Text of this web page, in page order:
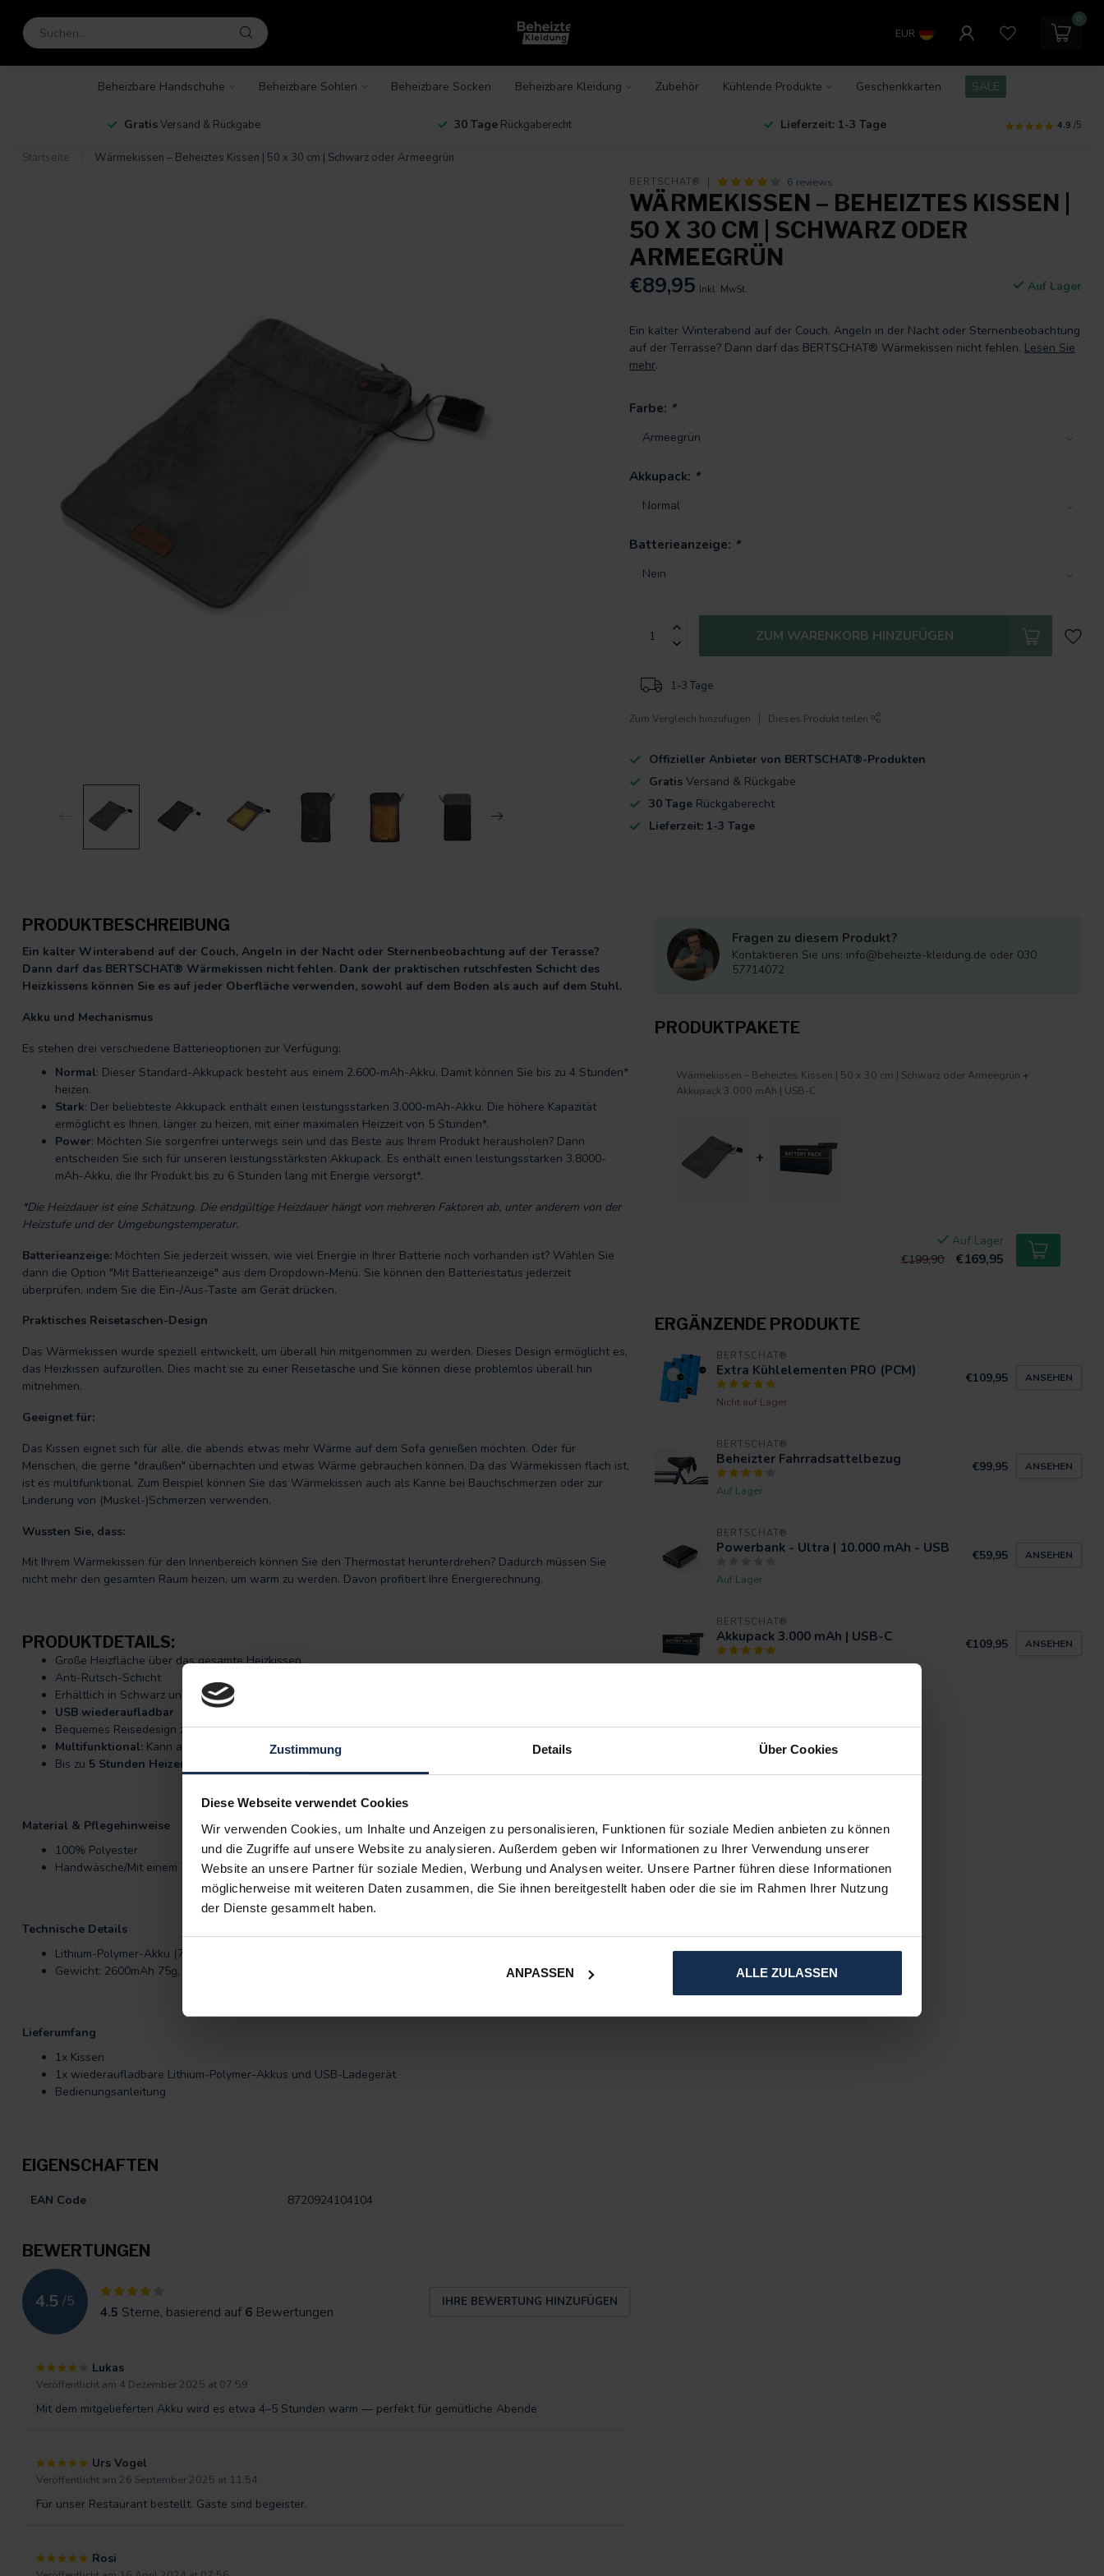
Zustimmung Details Über Cookies
Diese Webseite verwendet Cookies
Wir verwenden Cookies, um Inhalte und Anzeigen zu personalisieren, Funktionen für soziale Medien anbieten zu können
und die Zugriffe auf unsere Website zu analysieren. Außerdem geben wir Informationen zu Ihrer Verwendung unserer
Website an unsere Partner für soziale Medien, Werbung und Analysen weiter. Unsere Partner führen diese Informationen
möglicherweise mit weiteren Daten zusammen, die Sie ihnen bereitgestellt haben oder die sie im Rahmen Ihrer Nutzung
der Dienste gesammelt haben.
ANPASSEN ALLE ZULASSEN
EUR
0
Beheizbare Handschuhe Beheizbare Sohlen Beheizbare Socken Beheizbare Kleidung Zubehör Kühlende Produkte Geschenkkarten SALE
GratisVersand & Rückgabe 30 TageRückgaberecht Lieferzeit: 1-3 Tage 4.9 /5
Startseite Wärmekissen – Beheiztes Kissen | 50 x 30 cm | Schwarz oder Armeegrün
BERTSCHAT® 6 reviews
WÄRMEKISSEN – BEHEIZTES KISSEN |
50 X 30 CM | SCHWARZ ODER
ARMEEGRÜN
€89,95 Inkl. MwSt. Auf Lager
Ein kalter Winterabend auf der Couch, Angeln in der Nacht oder Sternenbeobachtung
auf der Terrasse? Dann darf das BERTSCHAT® Wärmekissen nicht fehlen. Lesen Sie
mehr.
Farbe: *
Akkupack: *
Batterieanzeige: *
ZUM WARENKORB HINZUFÜGEN
1-3 Tage
Zum Vergleich hinzufügen Dieses Produkt teilen
Offizieller Anbieter von BERTSCHAT®-Produkten
Gratis Versand & Rückgabe
30 Tage Rückgaberecht
Lieferzeit: 1-3 Tage
PRODUKTBESCHREIBUNG
Ein kalter Winterabend auf der Couch, Angeln in der Nacht oder Sternenbeobachtung auf der Terasse?
Dann darf das BERTSCHAT® Wärmekissen nicht fehlen. Dank der praktischen rutschfesten Schicht des
Heizkissens können Sie es auf jeder Oberfläche verwenden, sowohl auf dem Boden als auch auf dem Stuhl.
Akku und Mechanismus
Es stehen drei verschiedene Batterieoptionen zur Verfügung:
Normal: Dieser Standard-Akkupack besteht aus einem 2.600-mAh-Akku. Damit können Sie bis zu 4 Stunden*
heizen.
Stark: Der beliebteste Akkupack enthält einen leistungsstarken 3.000-mAh-Akku. Die höhere Kapazität
ermöglicht es Ihnen, länger zu heizen, mit einer maximalen Heizzeit von 5 Stunden*.
Power: Möchten Sie sorgenfrei unterwegs sein und das Beste aus Ihrem Produkt herausholen? Dann
entscheiden Sie sich für unseren leistungsstärksten Akkupack. Es enthält einen leistungsstarken 3.8000-
mAh-Akku, die Ihr Produkt bis zu 6 Stunden lang mit Energie versorgt*.
*Die Heizdauer ist eine Schätzung. Die endgültige Heizdauer hängt von mehreren Faktoren ab, unter anderem von der
Heizstufe und der Umgebungstemperatur.
Batterieanzeige: Möchten Sie jederzeit wissen, wie viel Energie in Ihrer Batterie noch vorhanden ist? Wählen Sie
dann die Option "Mit Batterieanzeige" aus dem Dropdown-Menü. Sie können den Batteriestatus jederzeit
überprüfen, indem Sie die Ein-/Aus-Taste am Gerät drücken.
Praktisches Reisetaschen-Design
Das Wärmekissen wurde speziell entwickelt, um überall hin mitgenommen zu werden. Dieses Design ermöglicht es,
das Heizkissen aufzurollen. Dies macht sie zu einer Reisetasche und Sie können diese problemlos überall hin
mitnehmen.
Geeignet für:
Das Kissen eignet sich für alle, die abends etwas mehr Wärme auf dem Sofa genießen möchten. Oder für
Menschen, die gerne "draußen" übernachten und etwas Wärme gebrauchen können. Da das Wärmekissen flach ist,
ist es multifunktional. Zum Beispiel können Sie das Wärmekissen auch als Kanne bei Bauchschmerzen oder zur
Linderung von (Muskel-)Schmerzen verwenden.
Wussten Sie, dass:
Mit Ihrem Wärmekissen für den Innenbereich können Sie den Thermostat herunterdrehen? Dadurch müssen Sie
nicht mehr den gesamten Raum heizen, um warm zu werden. Davon profitiert Ihre Energierechnung.
PRODUKTDETAILS:
Große Heizfläche über das gesamte Heizkissen
Anti-Rutsch-Schicht
Erhältlich in Schwarz und Grün
USB wiederaufladbar
Bequemes Reisedesign zum Tragen: Rollbar
Multifunktional: Kann auch bei Magenverstimmungen oder Muskelschmerzen helfen
Bis zu 5 Stunden Heizen
Material & Pflegehinweise
100% Polyester
Handwäsche/Mit einem Tuch reinigen
Technische Details
Lithium-Polymer-Akku (7.4V, 2600mAh, 19,24Wh), (7.4V, 3000mAh, 22,2Wh) oder (7.4V, 3800mAh, 28,12Wh)
Gewicht: 2600mAh 75g, 3000mAh 102g, 3800mAh 115g
Lieferumfang
1x Kissen
1x wiederaufladbare Lithium-Polymer-Akkus und USB-Ladegerät
Bedienungsanleitung
EIGENSCHAFTEN
EAN Code 8720924104104
BEWERTUNGEN
4.5 /5
4.5 Sterne, basierend auf 6 Bewertungen
IHRE BEWERTUNG HINZUFÜGEN
Lukas
Veröffentlicht am 4 Dezember 2025 at 07:59
Mit dem mitgelieferten Akku wird es etwa 4–5 Stunden warm — perfekt für gemütliche Abende
Urs Vogel
Veröffentlicht am 26 September 2025 at 11:54
Für unser Restaurant bestellt. Gäste sind begeister.
Rosi
Fragen zu diesem Produkt?
Kontaktieren Sie uns: info@beheizte-kleidung.de oder 030
57714072
PRODUKTPAKETE
Wärmekissen – Beheiztes Kissen | 50 x 30 cm | Schwarz oder Armeegrün +
Akkupack 3.000 mAh | USB-C
+
Auf Lager
€199,90
€169,95
ERGÄNZENDE PRODUKTE
BERTSCHAT®
Extra Kühlelementen PRO (PCM)
Nicht auf Lager
€109,95 ANSEHEN
BERTSCHAT®
Beheizter Fahrradsattelbezug
Auf Lager
€99,95 ANSEHEN
BERTSCHAT®
Powerbank - Ultra | 10.000 mAh - USB
Auf Lager
€59,95 ANSEHEN
BERTSCHAT®
Akkupack 3.000 mAh | USB-C
Auf Lager
€109,95 ANSEHEN